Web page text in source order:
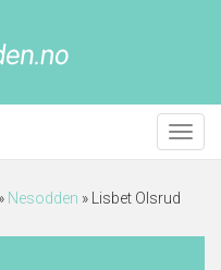
Meny
» Nesodden » Lisbet Olsrud